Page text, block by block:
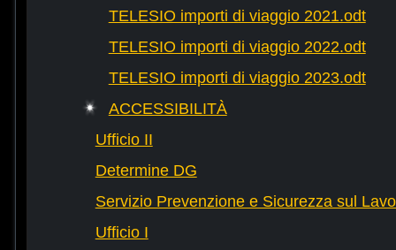
TELESIO importi di viaggio 2021.odt
TELESIO importi di viaggio 2022.odt
TELESIO importi di viaggio 2023.odt
ACCESSIBILITÀ
Ufficio II
Determine DG
Servizio Prevenzione e Sicurezza sul
Ufficio I